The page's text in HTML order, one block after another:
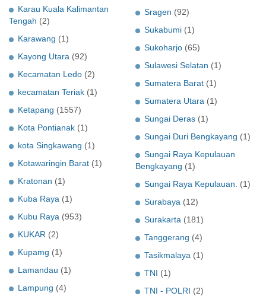
Karau Kuala Kalimantan
Tengah (2)
Karawang (1)
Kayong Utara (92)
Kecamatan Ledo (2)
kecamatan Teriak (1)
Ketapang (1557)
Kota Pontianak (1)
kota Singkawang (1)
Kotawaringin Barat (1)
Kratonan (1)
Kuba Raya (1)
Kubu Raya (953)
KUKAR (2)
Kupamg (1)
Lamandau (1)
Lampung (4)
Sragen (92)
Sukabumi (1)
Sukoharjo (65)
Sulawesi Selatan (1)
Sumatera Barat (1)
Sumatera Utara (1)
Sungai Deras (1)
Sungai Duri Bengkayang (1)
Sungai Raya Kepulauan
Bengkayang (1)
Sungai Raya Kepulauan. (1)
Surabaya (12)
Surakarta (181)
Tanggerang (4)
Tasikmalaya (1)
TNI (1)
TNI - POLRI (2)